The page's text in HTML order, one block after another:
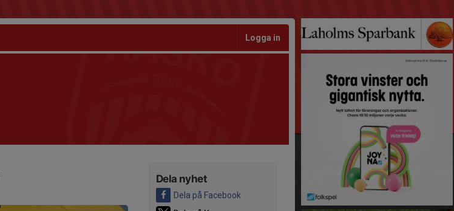
Logga in
Dela nyhet
Dela på Facebook